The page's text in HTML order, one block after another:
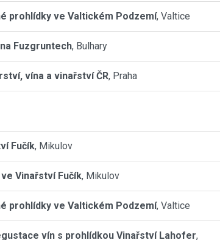
prohlídky ve Valtickém Podzemí, Valtice
Fuzgruntech, Bulhary
vína a vinařství ČR, Praha
Fučík, Mikulov
Vinařství Fučík, Mikulov
prohlídky ve Valtickém Podzemí, Valtice
vín s prohlídkou Vinařství Lahofer,